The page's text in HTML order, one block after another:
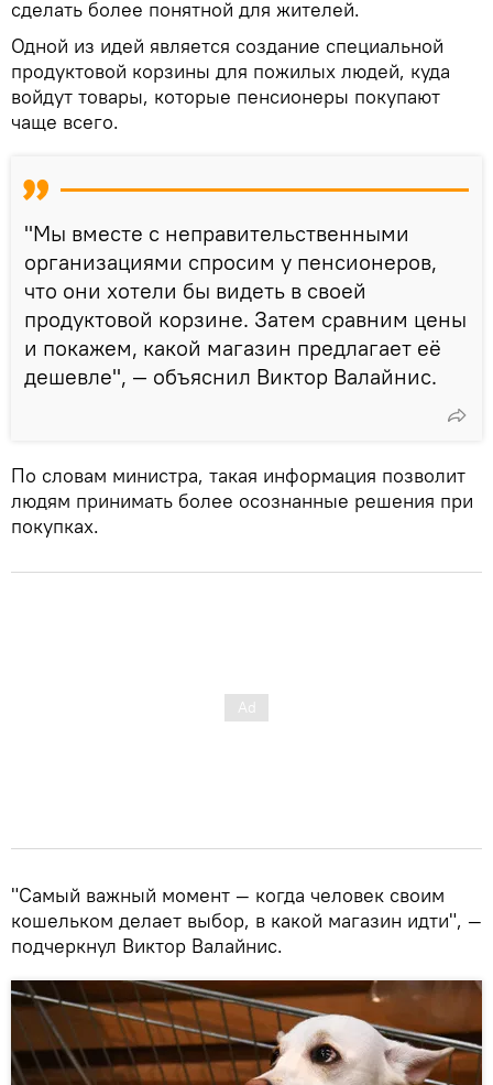
сделать более понятной для жителей.
Одной из идей является создание специальной
продуктовой корзины для пожилых людей, куда
войдут товары, которые пенсионеры покупают
чаще всего.
"Мы вместе с неправительственными
организациями спросим у пенсионеров,
что они хотели бы видеть в своей
продуктовой корзине. Затем сравним цены
и покажем, какой магазин предлагает её
дешевле", — объяснил Виктор Валайнис.
По словам министра, такая информация позволит
людям принимать более осознанные решения при
покупках.
"Самый важный момент — когда человек своим
кошельком делает выбор, в какой магазин идти", —
подчеркнул Виктор Валайнис.